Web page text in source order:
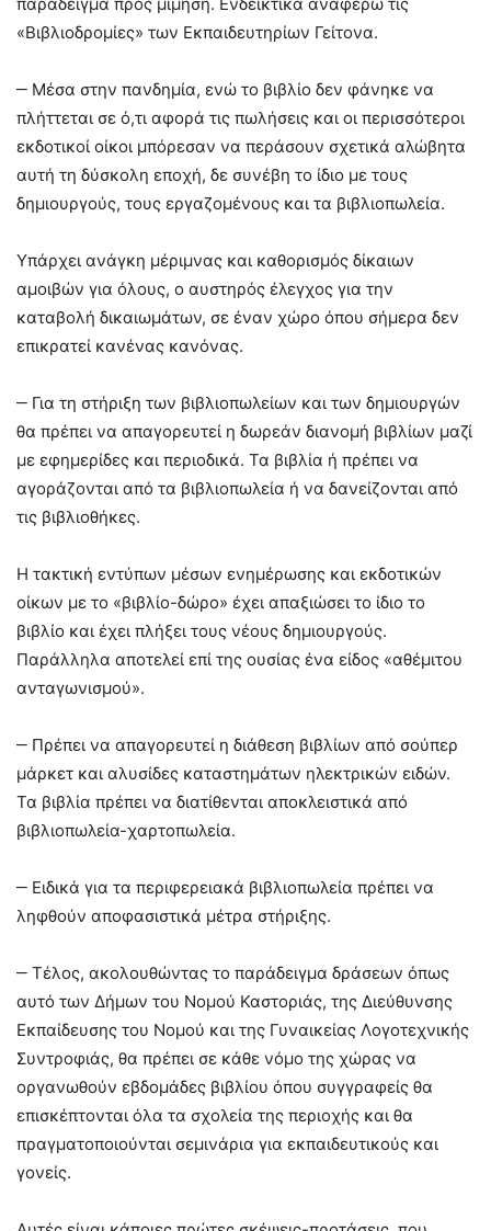
«Βιβλιοδρομίες» των Εκπαιδευτηρίων Γείτονα.
‒ Μέσα στην πανδημία, ενώ το βιβλίο δεν φάνηκε να
πλήττεται σε ό,τι αφορά τις πωλήσεις και οι περισσότεροι
εκδοτικοί οίκοι μπόρεσαν να περάσουν σχετικά αλώβητα
αυτή τη δύσκολη εποχή, δε συνέβη το ίδιο με τους
δημιουργούς, τους εργαζομένους και τα βιβλιοπωλεία.
Υπάρχει ανάγκη μέριμνας και καθορισμός δίκαιων
αμοιβών για όλους, ο αυστηρός έλεγχος για την
καταβολή δικαιωμάτων, σε έναν χώρο όπου σήμερα δεν
επικρατεί κανένας κανόνας.
‒ Για τη στήριξη των βιβλιοπωλείων και των δημιουργών
θα πρέπει να απαγορευτεί η δωρεάν διανομή βιβλίων μαζί
με εφημερίδες και περιοδικά. Τα βιβλία ή πρέπει να
αγοράζονται από τα βιβλιοπωλεία ή να δανείζονται από
τις βιβλιοθήκες.
Η τακτική εντύπων μέσων ενημέρωσης και εκδοτικών
οίκων με το «βιβλίο-δώρο» έχει απαξιώσει το ίδιο το
βιβλίο και έχει πλήξει τους νέους δημιουργούς.
Παράλληλα αποτελεί επί της ουσίας ένα είδος «αθέμιτου
ανταγωνισμού».
‒ Πρέπει να απαγορευτεί η διάθεση βιβλίων από σούπερ
μάρκετ και αλυσίδες καταστημάτων ηλεκτρικών ειδών.
Τα βιβλία πρέπει να διατίθενται αποκλειστικά από
βιβλιοπωλεία-χαρτοπωλεία.
‒ Ειδικά για τα περιφερειακά βιβλιοπωλεία πρέπει να
ληφθούν αποφασιστικά μέτρα στήριξης.
‒ Τέλος, ακολουθώντας το παράδειγμα δράσεων όπως
αυτό των Δήμων του Νομού Καστοριάς, της Διεύθυνσης
Εκπαίδευσης του Νομού και της Γυναικείας Λογοτεχνικής
Συντροφιάς, θα πρέπει σε κάθε νόμο της χώρας να
οργανωθούν εβδομάδες βιβλίου όπου συγγραφείς θα
επισκέπτονται όλα τα σχολεία της περιοχής και θα
πραγματοποιούνται σεμινάρια για εκπαιδευτικούς και
γονείς.